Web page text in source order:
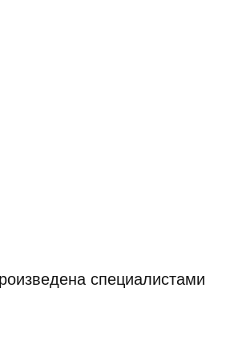
специалистами